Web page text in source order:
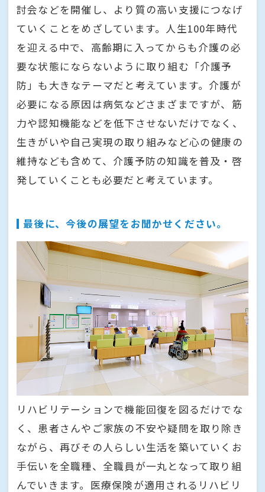
討会などを開催し、より質の高い支援につなげ
ていくことをめざしています。人生100年時代
を迎える中で、高齢期に入ってからも介護の必
要な状態にならないように取り組む「介護予
防」も大きなテーマだと考えています。介護が
必要になる原因は病気などさまざまですが、筋
力や認知機能などを低下させないだけでなく、
生きがいや自己実現の取り組みなど心の健康の
維持なども含めて、介護予防の知識を普及・啓
発していくことも必要だと考えています。
最後に、今後の展望をお聞かせください。
リハビリテーションで機能回復を図るだけでな
く、患者さんやご家族の不安や疑問を取り除き
ながら、再びその人らしい生活を築いていくお
手伝いを全職種、全職員が一丸となって取り組
んでいきます。医療保険が適用されるリハビリ